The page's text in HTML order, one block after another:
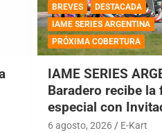
BREVES
DESTACADA
IAME SERIES ARGENTINA
PRÓXIMA COBERTURA
IAME SERIES
Baradero recibe la
especial con
6 agosto, 2026 E-Kart